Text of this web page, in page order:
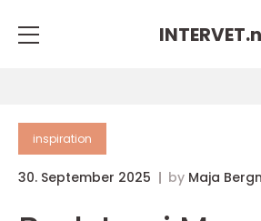
INTERVET.
inspiration
30. September 2025 by Maja